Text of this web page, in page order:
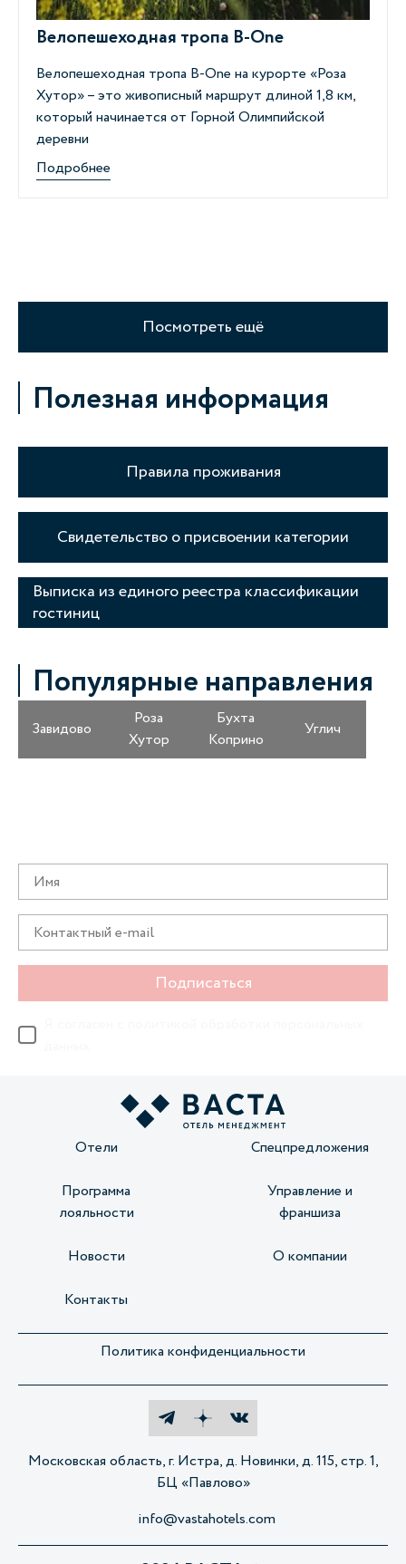
Велопешеходная тропа B-Оne
Велопешеходная тропа B-One на курорте «Роза
Хутор»–это живописный маршрут длиной 1,8 км,
который начинается от Горной Олимпийской
деревни
Подробнее
Посмотреть ещё
Полезная информация
Правила проживания
Свидетельство о присвоении категории
Выписка из единого реестра классификации
гостиниц
Популярные направления
Завидово
Роза
Хутор
Бухта
Коприно
Углич
Подписаться
Отели Спецпредложения
Программа
лояльности
Управление и
франшиза
Новости О компании
Контакты
Политика конфиденциальности
Московская область, г. Истра, д. Новинки, д. 115, стр. 1,
БЦ «Павлово»
info@vastahotels.com